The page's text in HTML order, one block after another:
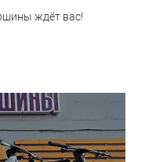
ждёт вас!